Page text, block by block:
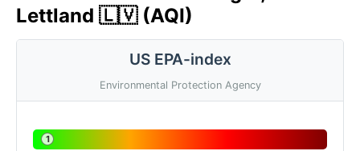
Lettland 🇱🇻 (AQI)
US EPA-index
Environmental Protection Agency
1